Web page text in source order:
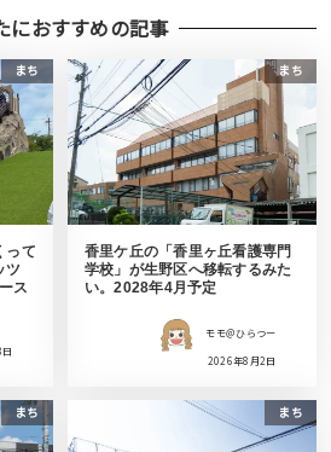
におすすめの記事
まち
って
ツ
ス
まち
香里ケ丘の「香里ヶ丘看護専門
学校」が生野区へ移転するみた
い。2028年4月予定
モモ＠ひらつー
2026年8月2日
まち まち